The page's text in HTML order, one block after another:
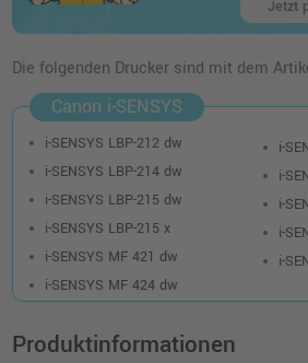
(2200C002) · Schwarz
98,98 €
Jetzt
Die folgenden Drucker sind mit dem
Canon i-SENSYS
i-SENSYS LBP-212 dw
i-SENSYS LBP-214 dw
i-SENSYS LBP-215 dw
i-SENSYS LBP-215 x
i-SENSYS MF 421 dw
i-SENSYS MF 424 dw
i-
i-
i-
i-
i-
Produktinformationen